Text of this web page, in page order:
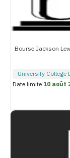
Bourse Jackson
University College
Date limite10 août